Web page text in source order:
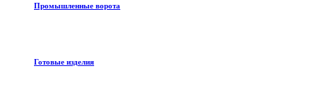
Промышленные ворота
Готовые изделия